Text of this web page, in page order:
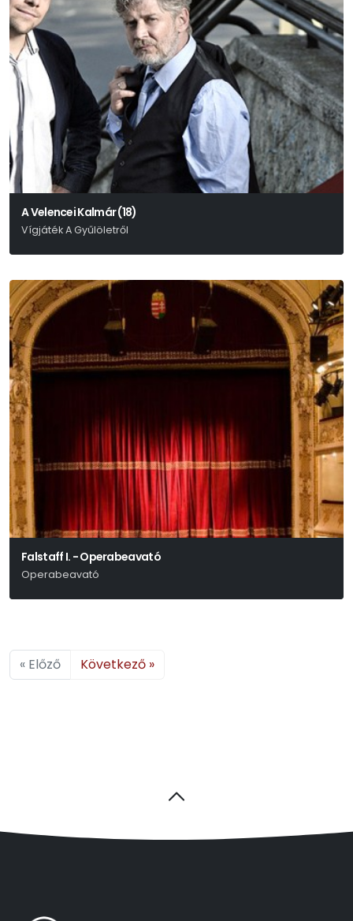
A Velencei Kalmár (18)
Vígjáték A Gyűlöletről
Falstaff I. - Operabeavató
Operabeavató
« Előző Következő »